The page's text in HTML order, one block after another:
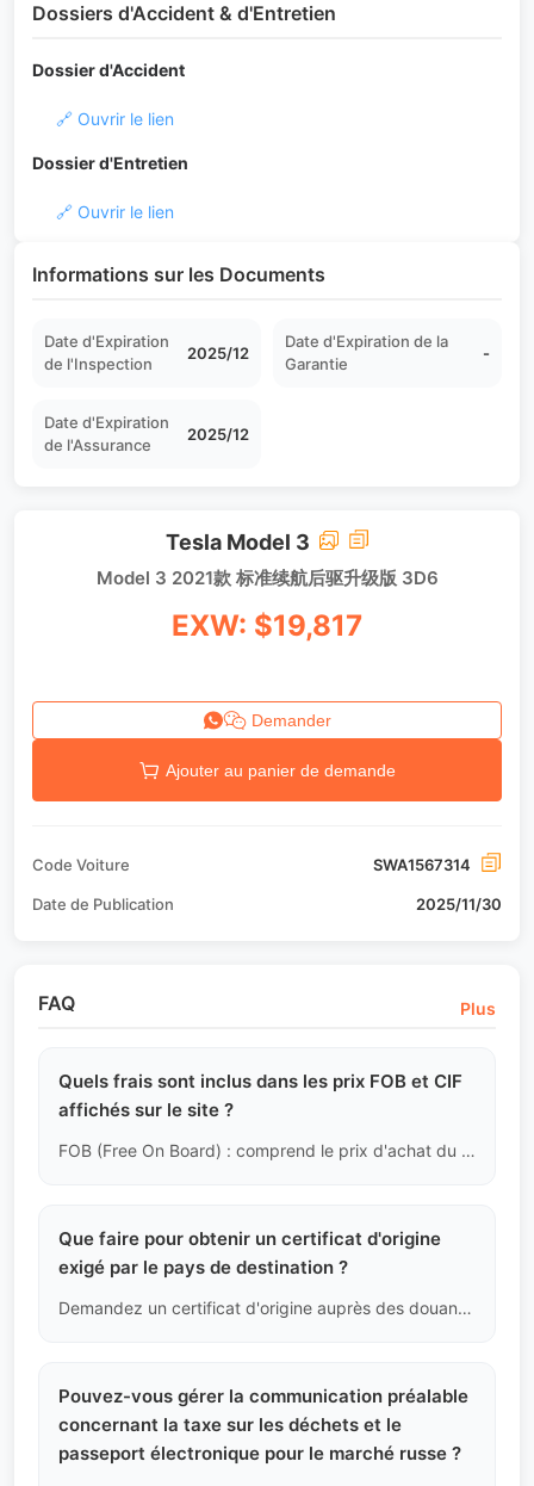
Dossiers d'Accident & d'Entretien
Dossier d'Accident
🔗 Ouvrir le lien
Dossier d'Entretien
🔗 Ouvrir le lien
Informations sur les Documents
Date d'Expiration
de l'Inspection
2025/12
Date d'Expiration de la
Garantie
-
Date d'Expiration
de l'Assurance
2025/12
Tesla Model 3
Model 3 2021款 标准续航后驱升级版 3D6
EXW: $19,817
Demander
Ajouter au panier de demande
Code Voiture SWA1567314
Date de Publication 2025/11/30
FAQ Plus
Quels frais sont inclus dans les prix FOB et CIF
affichés sur le site ?
FOB (Free On Board) : comprend le prix d'achat du véhicule, les frais de transfert de propriété en Chine, les frais de traitement des licences d'exportation, les frais logistiques pour le transport terrestre jusqu'au port en Chine, ainsi que les frais d'opération et de dédouanement au port. CIF (Coût, Assurance et Fret) : en plus du FOB, cela inclut les frais de transport maritime depuis la Chine jusqu'au port de destination spécifié (navire RoRo ou conteneur), ainsi que l'assurance des marchandises pendant le transport maritime international.
Que faire pour obtenir un certificat d'origine
exigé par le pays de destination ?
Demandez un certificat d'origine auprès des douanes locales ou de la chambre de commerce, prouvant que le pays de production du véhicule est la Chine, c'est un document nécessaire pour le dédouanement dans des régions comme le Moyen-Orient et l'Asie du Sud-Est.
Pouvez-vous gérer la communication préalable
concernant la taxe sur les déchets et le
passeport électronique pour le marché russe ?